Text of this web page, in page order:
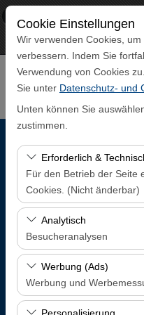
× ECO CAR
www.ecocar.com.tr
Frei - In Google Play
Cookie Einstellungen
Wir verwenden Cookies,
verbessern. Indem Sie
Verwendung von Cookies
Sie unter Datenschutz- und
Unten können Sie
zustimmen.
Erforderlich &
Für den Betrieb der Seite
Cookies. (Nicht änderbar)
Diese Cookies sind für
Funktionieren der
Sitzungsverwaltung und
erforderlich. Sie können
Analytisch
Besucheranalysen
Diese Cookies
unsere Website genutzt
meistbesuchte Seiten,
werden verwendet, um
Werbung (Ads)
Werbung und
Diese Cookies
Abholstation
Trabzon
Eine andere
Abholdatum & Zeit